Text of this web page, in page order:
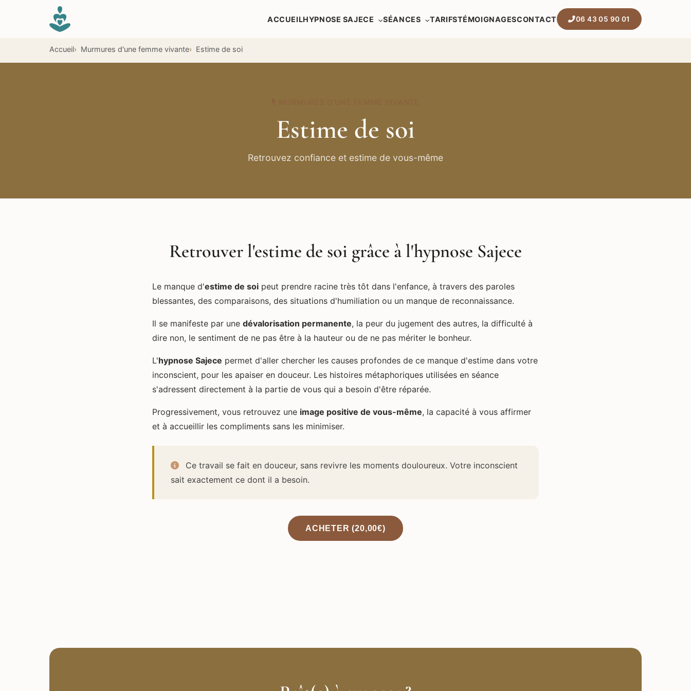
ACCUEILHYPNOSE SAJECE SÉANCES TARIFSTÉMOIGNAGESCONTACT 06 43 05 90 01
Accueil Murmures d'une femme vivante Estime de soi
Estime de soi
Retrouvez confiance et estime de vous-même
Retrouver l'estime de soi grâce à l'hypnose Sajece
Le manque d'estime de soi peut prendre racine très tôt dans l'enfance, à travers des paroles
blessantes, des comparaisons, des situations d'humiliation ou un manque de reconnaissance.
Il se manifeste par une dévalorisation permanente, la peur du jugement des autres, la difficulté à
dire non, le sentiment de ne pas être à la hauteur ou de ne pas mériter le bonheur.
L'hypnose Sajece permet d'aller chercher les causes profondes de ce manque d'estime dans votre
inconscient, pour les apaiser en douceur. Les histoires métaphoriques utilisées en séance
s'adressent directement à la partie de vous qui a besoin d'être réparée.
Progressivement, vous retrouvez une image positive de vous-même, la capacité à vous affirmer
et à accueillir les compliments sans les minimiser.
Ce travail se fait en douceur, sans revivre les moments douloureux. Votre inconscient
sait exactement ce dont il a besoin.
ACHETER (20,00€)